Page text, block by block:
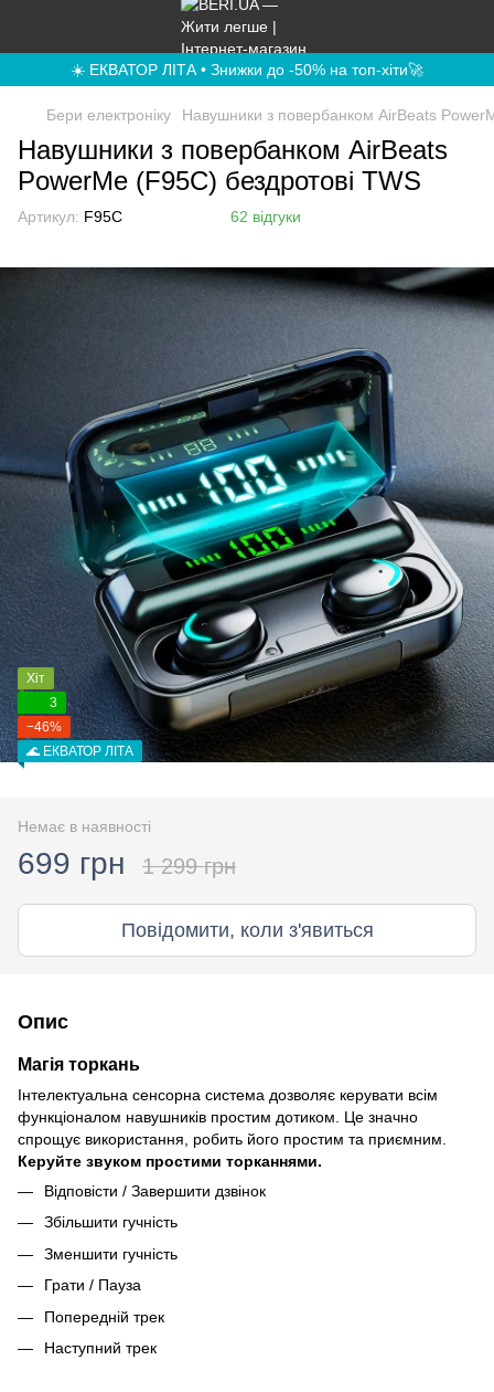
☀️ ЕКВАТОР ЛІТА • Знижки до -50% на топ-хіти🚀
Бери електроніку Навушники з повербанком AirBeats
Навушники з повербанком AirBeats
PowerMe (F95C) бездротові TWS
Артикул: F95C 62 відгуки
Хіт
3
−46%
🌊 ЕКВАТОР ЛІТА
Немає в наявності
699 грн 1 299 грн
Повідомити, коли з'явиться
Опис
Магія торкань
Інтелектуальна сенсорна система дозволяє керувати всім
функціоналом навушників простим дотиком. Це значно
спрощує використання, робить його простим та приємним.
Керуйте звуком простими торканнями.
Відповісти / Завершити дзвінок
Збільшити гучність
Зменшити гучність
Грати / Пауза
Попередній трек
Наступний трек